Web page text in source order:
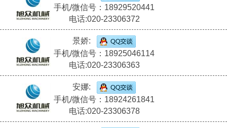
手机/微信号：18929520441
电话:020-23306372
景娇:
手机/微信号：18925046114
电话:020-23306363
安娜:
手机/微信号：18924261841
电话:020-23306378